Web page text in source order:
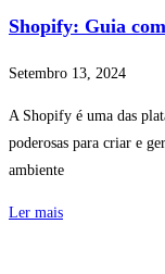
Shopify: Guia
Setembro 13, 2024
A Shopify é uma das
poderosas para criar e
ambiente
Ler mais